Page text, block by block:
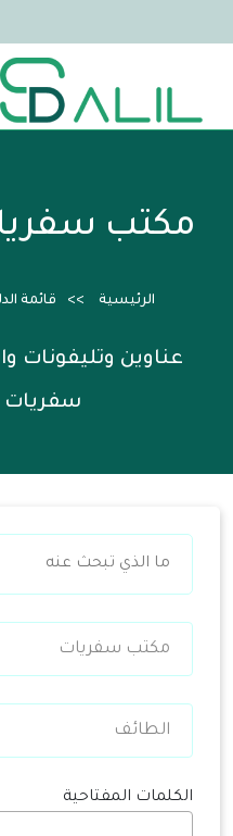
مكتب
الرئيسية قائمة
عناوين وتليفونات
سفريات
مكتب سفريات
الطائف
الكلمات المفتاحية